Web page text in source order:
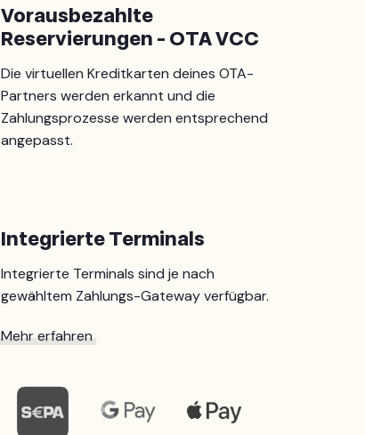
Vorausbezahlte
Reservierungen - OTA VCC
Die virtuellen Kreditkarten deines OTA-
Partners werden erkannt und die
Zahlungsprozesse werden entsprechend
angepasst.
Integrierte Terminals
Integrierte Terminals sind je nach
gewähltem Zahlungs-Gateway verfügbar.
Mehr erfahren